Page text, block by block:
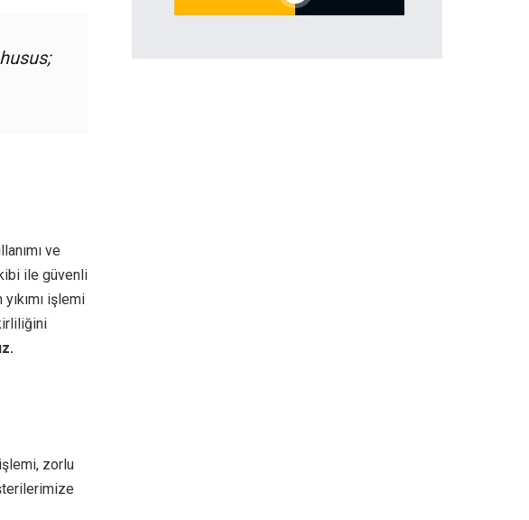
ve
ile güvenli
işlemi
işlemi, zorlu